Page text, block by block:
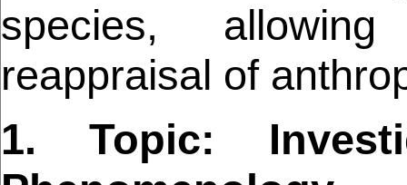
species,
reappraisal of
1. Topic: